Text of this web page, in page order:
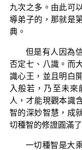
九次之多。由此可
導弟子的，那就是
典。
但是有人因為
否定七、八識。而
識心王，並且明白
入般若，乃至未
人，才能現觀本識
智的深妙智慧，成
切種智的修證圓滿
一切種智是大